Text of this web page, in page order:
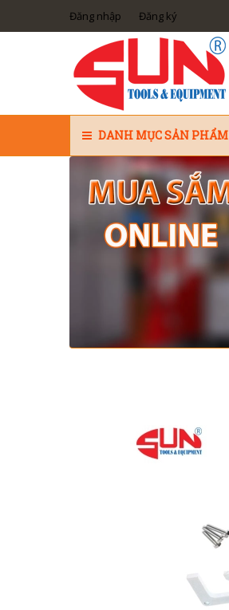
Đăng nhập Đăng ký
DANH MỤC SẢN PHẨM